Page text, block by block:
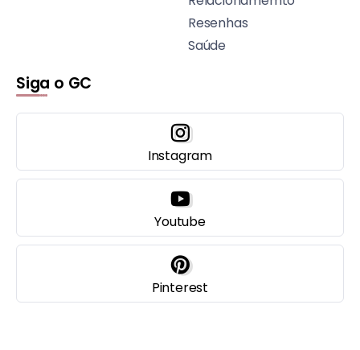
Resenhas
Saúde
Siga o GC
Instagram
Youtube
Pinterest